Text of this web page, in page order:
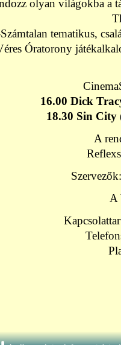
olyan világokba a
tematikus,
Óratorony
16.00 Dick
18.30 Sin City
A
A